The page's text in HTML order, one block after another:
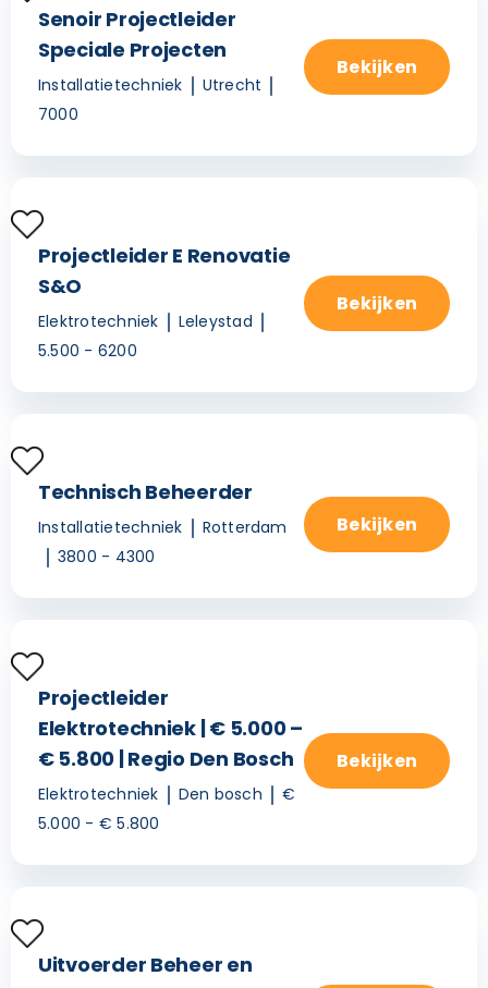
Senoir Projectleider
Speciale Projecten
Installatietechniek
Utrecht
7000
Bekijken
Projectleider E Renovatie
S&O
Elektrotechniek
Leleystad
5.500 - 6200
Bekijken
Technisch Beheerder
Installatietechniek
Rotterdam
3800 - 4300
Bekijken
Projectleider
Elektrotechniek | € 5.000 –
€ 5.800 | Regio Den Bosch
Elektrotechniek Den bosch
€
5.000 - € 5.800
Bekijken
Uitvoerder Beheer en